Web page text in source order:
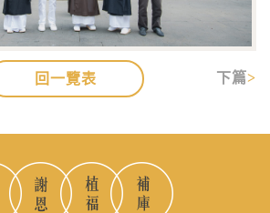
回一覽表 下篇